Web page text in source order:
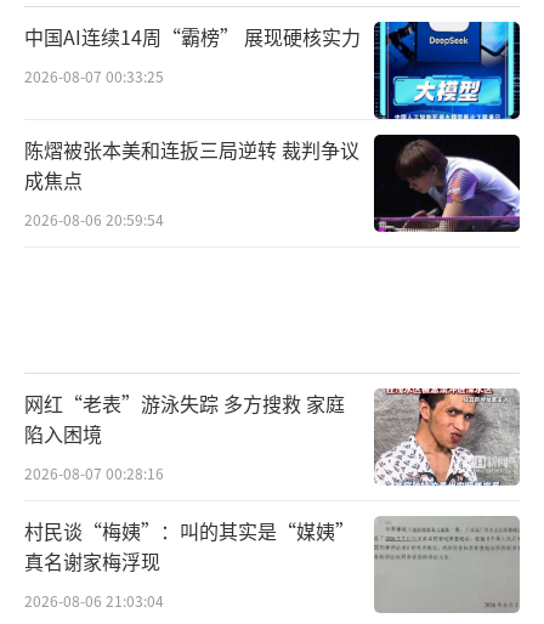
中国AI连续14周“霸榜” 展现硬核实力
2026-08-07 00:33:25
陈熠被张本美和连扳三局逆转 裁判争议
成焦点
2026-08-06 20:59:54
网红“老表”游泳失踪 多方搜救 家庭
陷入困境
2026-08-07 00:28:16
村民谈“梅姨”：叫的其实是“媒姨”
真名谢家梅浮现
2026-08-06 21:03:04